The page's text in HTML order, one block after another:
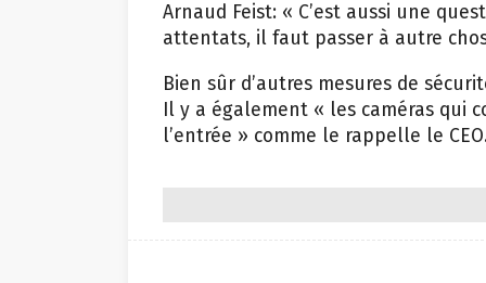
Arnaud Feist: « C’est aussi une
attentats, il faut passer à autre
Bien sûr d’autres mesures de
Il y a également « les caméras qui
l’entrée » comme le rappelle le